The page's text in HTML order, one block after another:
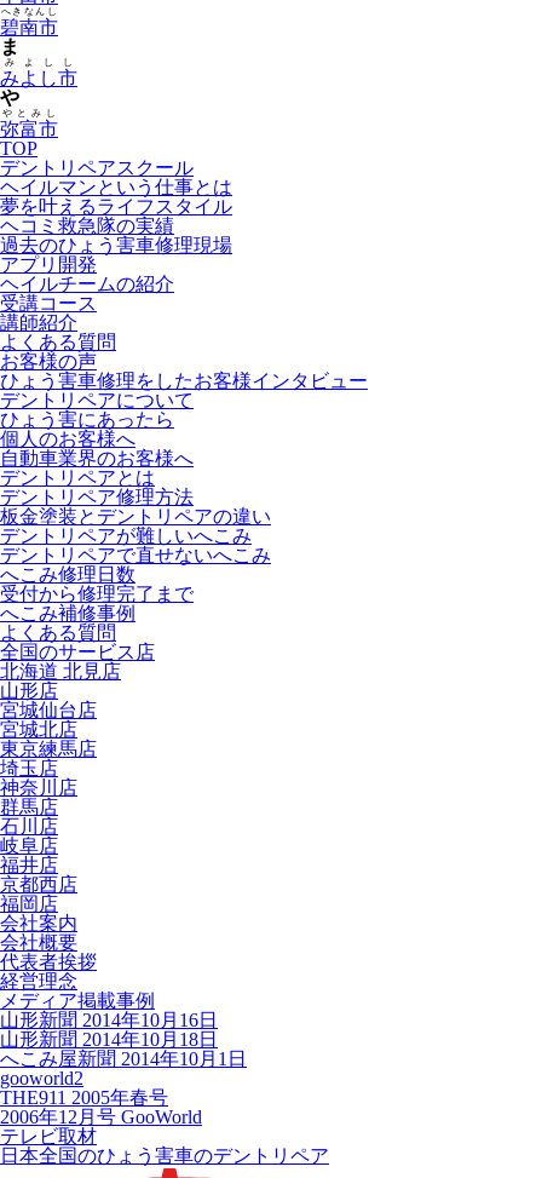
碧南市
へきなんし
ま
みよし市
みよしし
や
弥富市
やとみし
TOP
デントリペアスクール
ヘイルマンという仕事とは
夢を叶えるライフスタイル
ヘコミ救急隊の実績
過去のひょう害車修理現場
アプリ開発
ヘイルチームの紹介
受講コース
講師紹介
よくある質問
お客様の声
ひょう害車修理をしたお客様インタビュー
デントリペアについて
ひょう害にあったら
個人のお客様へ
自動車業界のお客様へ
デントリペアとは
デントリペア修理方法
板金塗装とデントリペアの違い
デントリペアが難しいへこみ
デントリペアで直せないへこみ
へこみ修理日数
受付から修理完了まで
へこみ補修事例
よくある質問
全国のサービス店
北海道 北見店
山形店
宮城仙台店
宮城北店
東京練馬店
埼玉店
神奈川店
群馬店
石川店
岐阜店
福井店
京都西店
福岡店
会社案内
会社概要
代表者挨拶
経営理念
メディア掲載事例
山形新聞 2014年10月16日
山形新聞 2014年10月18日
へこみ屋新聞 2014年10月1日
gooworld2
THE911 2005年春号
2006年12月号 GooWorld
テレビ取材
日本全国のひょう害車のデントリペア